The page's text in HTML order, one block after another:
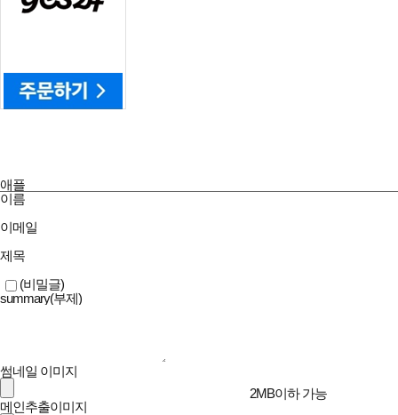
애플
이름
이메일
제목
(비밀글)
summary(부제)
썸네일 이미지
2MB이하 가능
메인추출이미지